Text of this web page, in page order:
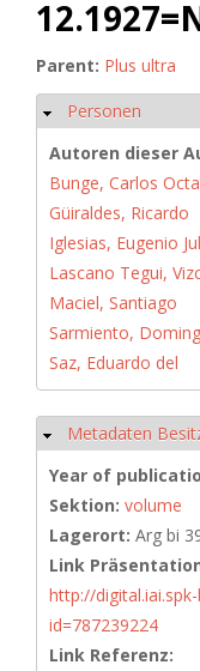
Parent: Plus ultra
Hide
Personen
Autoren dieser
Bunge, Carlos
Güiraldes, Ricardo
Iglesias, Eugenio
Lascano Tegui,
Maciel, Santiago
Sarmiento,
Saz, Eduardo del
Hide
Metadaten
Year of
Sektion: volume
Lagerort: Arg bi
Link
http://
id=787239224
Link Referenz: